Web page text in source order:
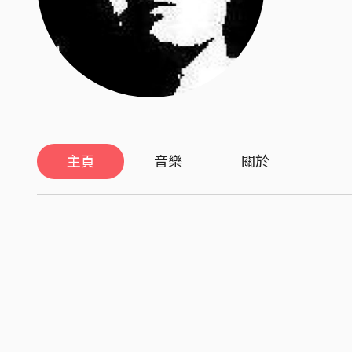
主頁 音樂 關於